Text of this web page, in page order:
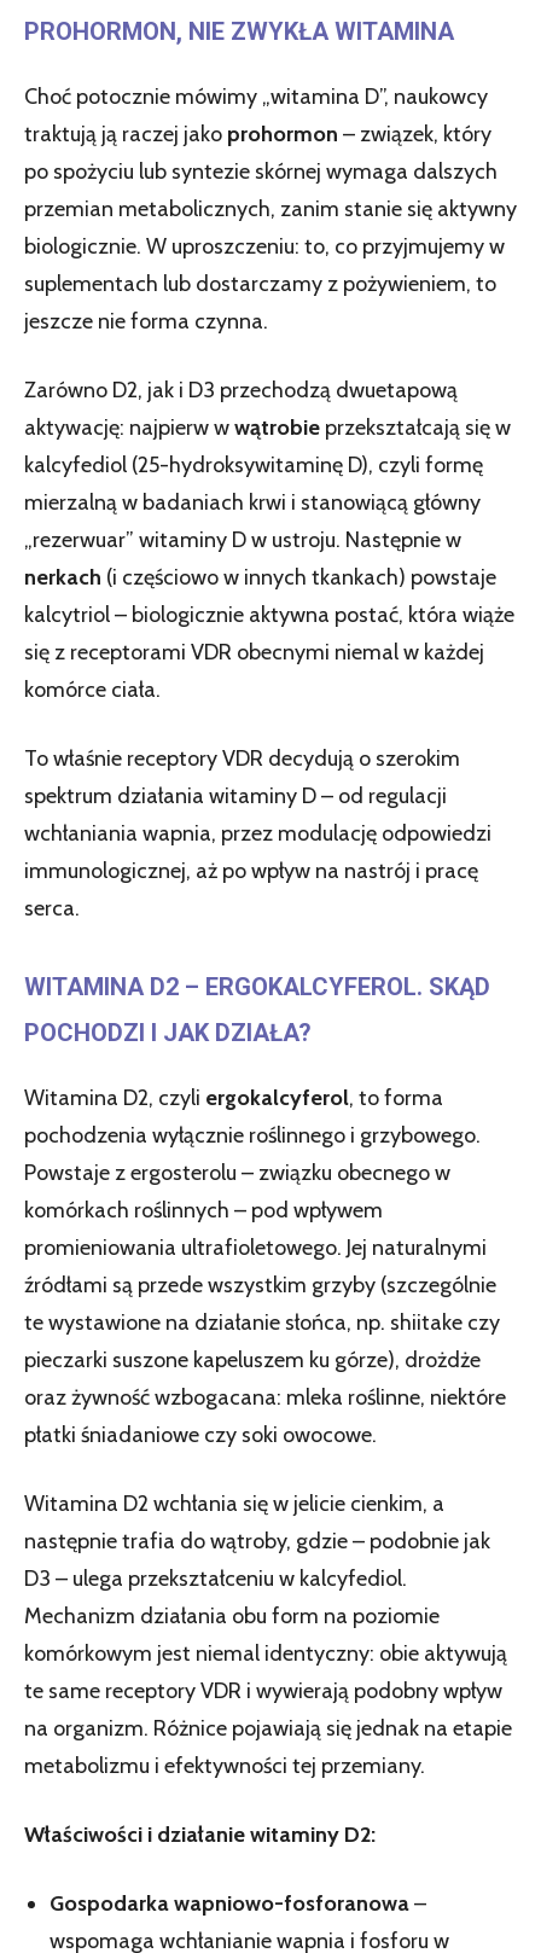
PROHORMON, NIE ZWYKŁA WITAMINA
Choć potocznie mówimy „witamina D”, naukowcy
traktują ją raczej jako prohormon – związek, który
po spożyciu lub syntezie skórnej wymaga dalszych
przemian metabolicznych, zanim stanie się aktywny
biologicznie. W uproszczeniu: to, co przyjmujemy w
suplementach lub dostarczamy z pożywieniem, to
jeszcze nie forma czynna.
Zarówno D2, jak i D3 przechodzą dwuetapową
aktywację: najpierw wwątrobie przekształcają się w
kalcyfediol (25-hydroksywitaminę D), czyli formę
mierzalną w badaniach krwi i stanowiącą główny
„rezerwuar” witaminy D w ustroju. Następnie w
nerkach (i częściowo w innych tkankach) powstaje
kalcytriol – biologicznie aktywna postać, która wiąże
się z receptorami VDR obecnymi niemal w każdej
komórce ciała.
To właśnie receptory VDR decydują o szerokim
spektrum działania witaminy D – od regulacji
wchłaniania wapnia, przez modulację odpowiedzi
immunologicznej, aż po wpływ na nastrój i pracę
serca.
WITAMINA D2 – ERGOKALCYFEROL. SKĄD
POCHODZI I JAK DZIAŁA?
Witamina D2, czyli ergokalcyferol, to forma
pochodzenia wyłącznie roślinnego i grzybowego.
Powstaje z ergosterolu – związku obecnego w
komórkach roślinnych – pod wpływem
promieniowania ultrafioletowego. Jej naturalnymi
źródłami są przede wszystkim grzyby (szczególnie
te wystawione na działanie słońca, np. shiitake czy
pieczarki suszone kapeluszem ku górze), drożdże
oraz żywność wzbogacana: mleka roślinne, niektóre
płatki śniadaniowe czy soki owocowe.
Witamina D2 wchłania się w jelicie cienkim, a
następnie trafia do wątroby, gdzie – podobnie jak
D3 – ulega przekształceniu w kalcyfediol.
Mechanizm działania obu form na poziomie
komórkowym jest niemal identyczny: obie aktywują
te same receptory VDR i wywierają podobny wpływ
na organizm. Różnice pojawiają się jednak na etapie
metabolizmu i efektywności tej przemiany.
Właściwości i działanie witaminy D2:
Gospodarka wapniowo-fosforanowa–
wspomaga wchłanianie wapnia i fosforu w